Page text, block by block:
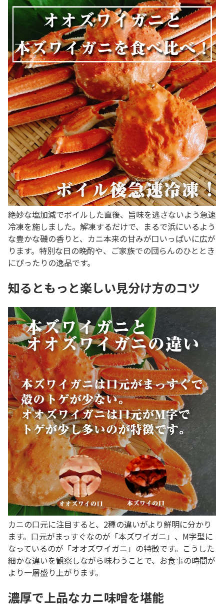
絶妙な塩加減でボイルした直後、旨味を逃さないよう急速
冷凍を施しました。解凍するだけで、まるで浜にいるよう
な豊かな磯の香りと、カニ本来の甘みが口いっぱいに広が
ります。特別な日の晩酌や、ご家族での団らんのひととき
にぴったりの逸品です。
知るともっと楽しい見分け方のコツ
カニの口元に注目すると、2種の違いがより鮮明に分かり
ます。口元がまっすぐなのが「本ズワイガニ」、M字型に
なっているのが「オオズワイガニ」の特徴です。こうした
細かな違いを観察しながら味わうことで、お食事の時間が
より一層盛り上がります。
濃厚で上品なカニ味噌を堪能